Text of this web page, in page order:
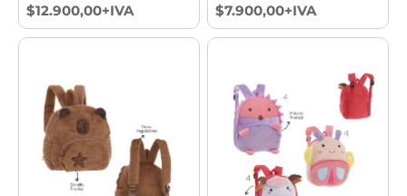
$12.900,00+IVA $7.900,00+IVA